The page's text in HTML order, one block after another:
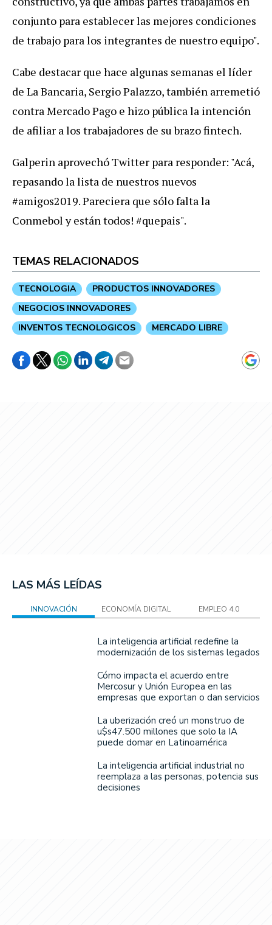
conjunto para establecer las mejores condiciones
de trabajo para los integrantes de nuestro equipo".
Cabe destacar que hace algunas semanas el líder
de La Bancaria, Sergio Palazzo, también arremetió
contra Mercado Pago e hizo pública la intención
de afiliar a los trabajadores de su brazo fintech.
Galperin aprovechó Twitter para responder: "Acá,
repasando la lista de nuestros nuevos
#amigos2019. Pareciera que sólo falta la
Conmebol y están todos! #quepais".
TEMAS RELACIONADOS
TECNOLOGIA
PRODUCTOS INNOVADORES
NEGOCIOS INNOVADORES
INVENTOS TECNOLOGICOS
MERCADO LIBRE
LAS MÁS LEÍDAS
INNOVACIÓN ECONOMÍA DIGITAL EMPLEO 4.0
La inteligencia artificial redefine la
modernización de los sistemas legados
Cómo impacta el acuerdo entre
Mercosur y Unión Europea en las
empresas que exportan o dan servicios
La uberización creó un monstruo de
u$s47.500 millones que solo la IA
puede domar en Latinoamérica
La inteligencia artificial industrial no
reemplaza a las personas, potencia sus
decisiones